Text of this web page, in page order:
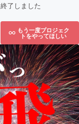
終了しました
もう一度プロジェク
トをやってほしい